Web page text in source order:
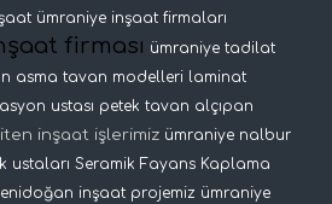
ümraniye inşaat firmaları
firması ümraniye tadilat
asma tavan modelleri laminat
ustası petek tavan alçıpan
inşaat işlerimiz ümraniye nalbur
ustaları Seramik Fayans Kaplama
inşaat projemiz ümraniye